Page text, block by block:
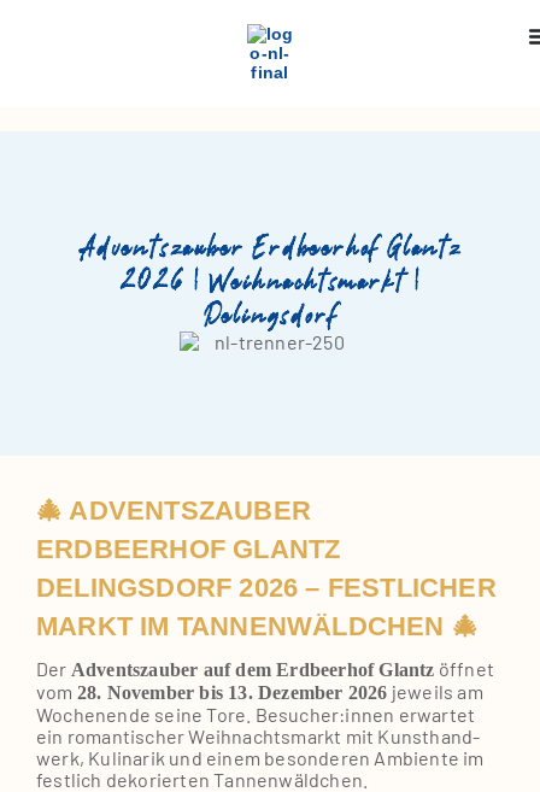
Adventszauber Erdbeerhof Glantz
2026 | Weihnachtsmarkt |
Delingsdorf
🎄 ADVENTSZAUBER
ERDBEERHOF GLANTZ
DELINGSDORF 2026 – FESTLICHER
MARKT IM TANNENWÄLDCHEN 🎄
Der Advents­zau­ber auf dem Erd­beer­hof Glantz öff­net
vom 28. Novem­ber bis 13. Dezem­ber 2026 jeweils am
Wochen­en­de sei­ne Tore. Besucher:innen erwar­tet
ein roman­ti­scher Weih­nachts­markt mit Kunst­hand­
werk, Kuli­na­rik und einem beson­de­ren Ambi­en­te im
fest­lich deko­rier­ten Tan­nen­wäld­chen.